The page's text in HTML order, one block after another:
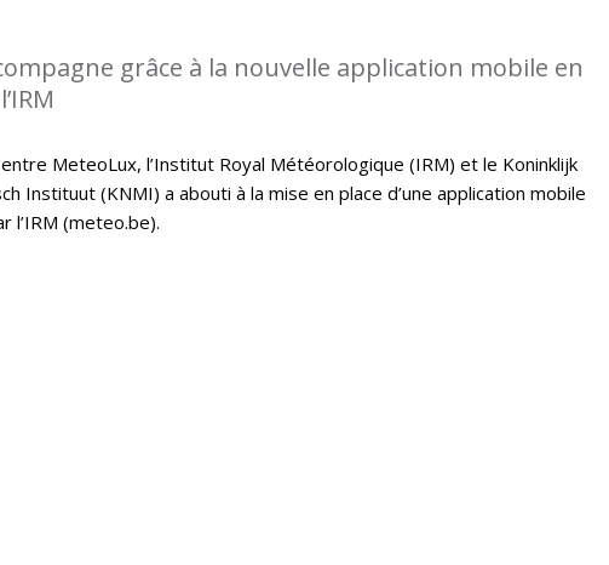
grâce à la nouvelle application mobile en
MeteoLux, l’Institut Royal Météorologique (IRM) et le Koninklijk
Instituut (KNMI) a abouti à la mise en place d’une application mobile
l’IRM (meteo.be).